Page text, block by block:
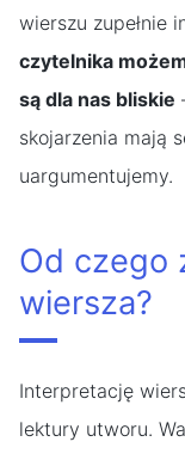
wierszu zupełnie
czytelnika
są dla nas bliskie
skojarzenia mają
uargumentujemy.
Od czego
wiersza?
Interpretację
lektury utworu.